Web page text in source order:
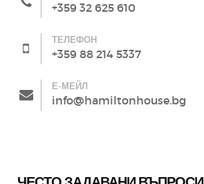
+359 32 625 610
ТЕЛЕФОН
+359 88 214 5337
Е-МЕЙЛ
info@hamiltonhouse.bg